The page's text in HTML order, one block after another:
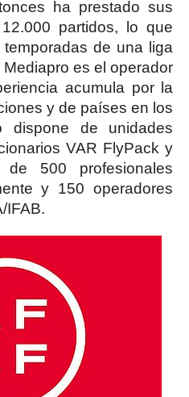
ha prestado sus
partidos, lo que
de una liga
es el operador
acumula por la
y de países en los
dispone de unidades
VAR FlyPack y
500 profesionales
y 150 operadores
IFAB.